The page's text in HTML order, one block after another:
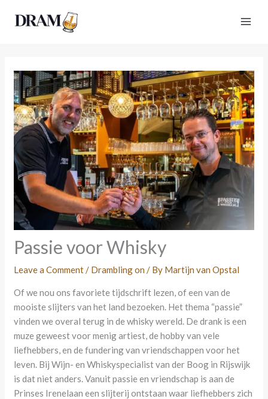
Passie voor Whisky
Leave a Comment / Drambling on / By Martijn van Opstal
Of we nou ons favoriete tijdschrift lezen, of een van de
mooiste slijters van het land bezoeken. Het thema “passie”
vinden we overal terug in de whisky wereld. De drank is een
muze geweest voor menig artiest, de hobby van vele
liefhebbers, en de fundering van vriendschappen voor het
leven. Bij Wijn- en Whiskyspecialist van der Boog in Rijswijk
is dat niet anders. Vanuit passie en vriendschap is aan de
Prinses Irenelaan een slijterij ontstaan waar liefhebbers zich